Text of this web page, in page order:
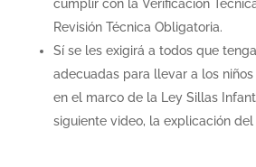
cumplir con la Verificación
Revisión Técnica Obligatoria.
Sí se les exigirá a todos que
adecuadas para llevar a los niños
en el marco de la Ley Sillas
siguiente video, la explicación del